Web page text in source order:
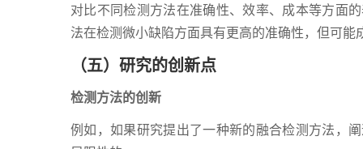
对比不同检测方法在准确性、效率、成本等方面
法在检测微小缺陷方面具有更高的准确性，但可能
（五）研究的创新点
检测方法的创新
例如，如果研究提出了一种新的融合检测方法，